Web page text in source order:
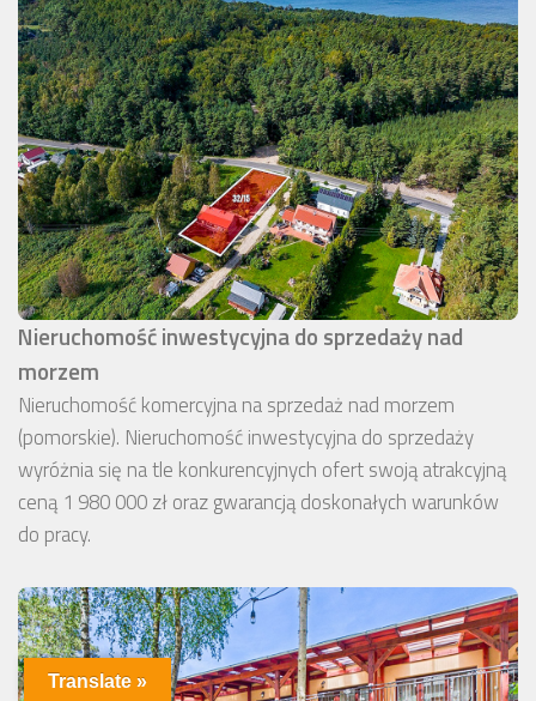
Nieruchomość inwestycyjna do sprzedaży nad
morzem
Nieruchomość komercyjna na sprzedaż nad morzem
(pomorskie). Nieruchomość inwestycyjna do sprzedaży
wyróżnia się na tle konkurencyjnych ofert swoją atrakcyjną
ceną 1 980 000 zł oraz gwarancją doskonałych warunków
do pracy.
Translate »